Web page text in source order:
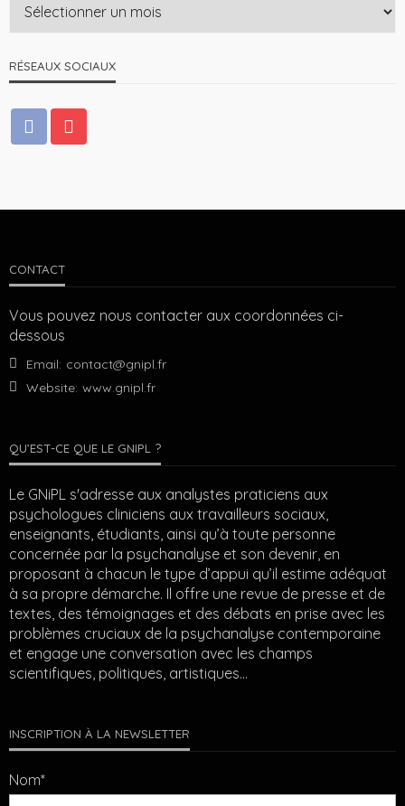
RÉSEAUX SOCIAUX
CONTACT
Vous pouvez nous contacter aux coordonnées ci-
dessous
Email: contact@gnipl.fr
Website: www.gnipl.fr
QU’EST-CE QUE LE GNIPL ?
Le GNiPL s'adresse aux analystes praticiens aux
psychologues cliniciens aux travailleurs sociaux,
enseignants, étudiants, ainsi qu’à toute personne
concernée par la psychanalyse et son devenir, en
proposant à chacun le type d’appui qu’il estime adéquat
à sa propre démarche. Il offre une revue de presse et de
textes, des témoignages et des débats en prise avec les
problèmes cruciaux de la psychanalyse contemporaine
et engage une conversation avec les champs
scientifiques, politiques, artistiques…
INSCRIPTION À LA NEWSLETTER
Nom*